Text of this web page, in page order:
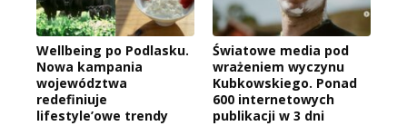
Wellbeing po Podlasku.
Nowa kampania
województwa
redefiniuje
lifestyle’owe trendy
Światowe media pod
wrażeniem wyczynu
Kubkowskiego. Ponad
600 internetowych
publikacji w 3 dni